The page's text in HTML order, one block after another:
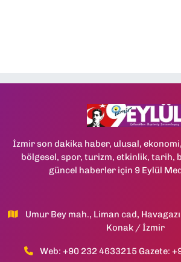
İzmir son dakika haber, ulusal,
bölgesel, spor, turizm, etkinlik, tarih,
güncel haberler için 9 Eylül
Umur Bey mah., Liman cad,
Konak / İzmir
Web: +90 232 4633215 Gazete: